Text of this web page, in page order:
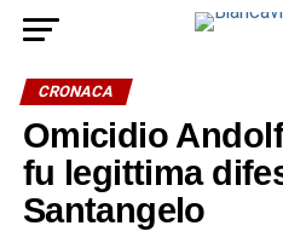
CRONACA
Omicidio
fu legittima
Santangelo